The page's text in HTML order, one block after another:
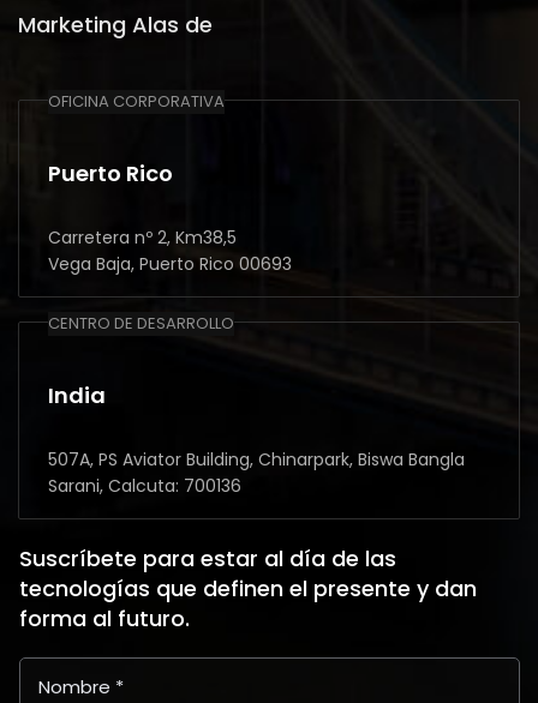
Marketing Alas de
OFICINA CORPORATIVA
Puerto Rico
Carretera nº 2, Km38,5
Vega Baja, Puerto Rico 00693
CENTRO DE DESARROLLO
India
507A, PS Aviator Building, Chinarpark, Biswa Bangla
Sarani, Calcuta: 700136
Suscríbete para estar al día de las
tecnologías que definen el presente y dan
forma al futuro.